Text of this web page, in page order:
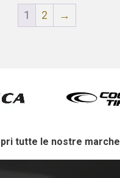
1 2 →
tutte le nostre marche